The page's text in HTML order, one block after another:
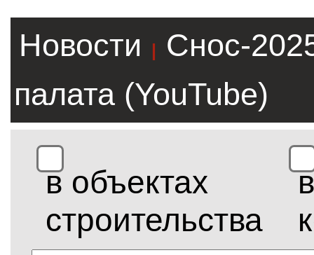
Новости |
Снос-
палата (YouTube)
в объектах
строительства
в